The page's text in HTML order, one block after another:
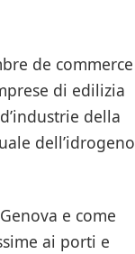
de commerce
di edilizia
della
dell’idrogeno
e come
ai porti e